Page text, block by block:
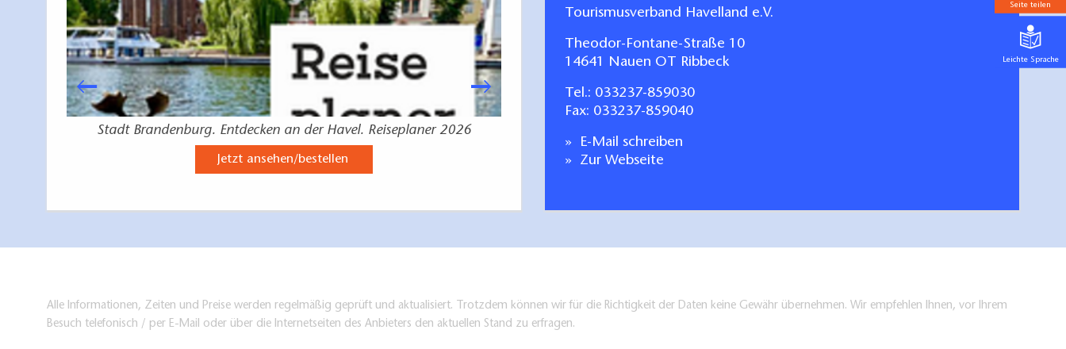
Stadt Brandenburg. Entdecken an der Havel. Reiseplaner 2026
Jetzt ansehen/bestellen Jetzt ansehen/bestellen
Tourismusverband Havelland e.V.
Theodor-Fontane-Straße 10
14641 Nauen OT Ribbeck
Tel.: 033237-859030
Fax: 033237-859040
E-Mail schreiben
Zur Webseite
Alle Informationen, Zeiten und Preise werden regelmäßig geprüft und aktualisiert. Trotzdem können wir für die Richtigkeit der Daten keine Gewähr übernehmen. Wir empfehlen Ihnen, vor Ihrem
Besuch telefonisch / per E-Mail oder über die Internetseiten des Anbieters den aktuellen Stand zu erfragen.
Seite teilen
Leichte Sprache